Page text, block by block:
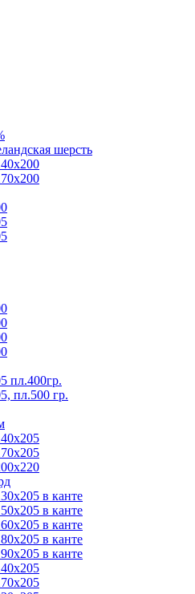
шерсть
пл.400гр.
пл.500 гр.
в канте
в канте
в канте
в канте
в канте